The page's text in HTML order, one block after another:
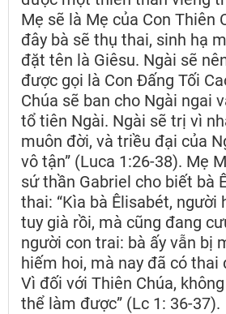
Mẹ sẽ là Mẹ của Con Thiên
đây bà sẽ thụ thai, sinh hạ
đặt tên là Giêsu. Ngài sẽ
được gọi là Con Đấng Tối
Chúa sẽ ban cho Ngài ngai
tổ tiên Ngài. Ngài sẽ trị vì
muôn đời, và triều đại của
vô tận” (Luca 1:26-38). Mẹ
sứ thần Gabriel cho biết bà
thai: “Kìa bà Êlisabét, người
tuy già rồi, mà cũng đang
người con trai: bà ấy vẫn bị
hiếm hoi, mà nay đã có thai
Vì đối với Thiên Chúa,
thể làm được” (Lc 1: 36-37).